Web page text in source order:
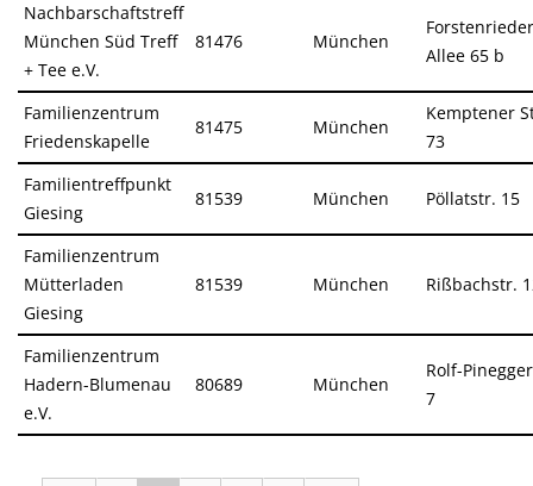
Nachbarschaftstreff
München Süd Treff
+ Tee e.V.
81476 München
Forstenrieder
Allee 65 b
Familienzentrum
Friedenskapelle
81475 München
Kemptener
73
Familientreffpunkt
Giesing
81539 München Pöllatstr. 15
Familienzentrum
Mütterladen
Giesing
81539 München Rißbachstr.
Familienzentrum
Hadern-Blumenau
e.V.
80689 München
Rolf-
7